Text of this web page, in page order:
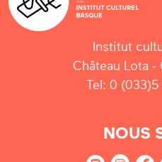
Institut
Château Lota
Tel: 0
NOUS